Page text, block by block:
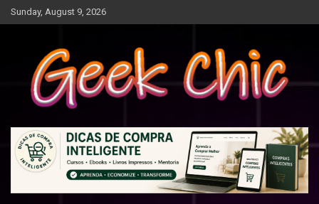
Skip
to
Sunday, August 9, 2026
Geek Chic